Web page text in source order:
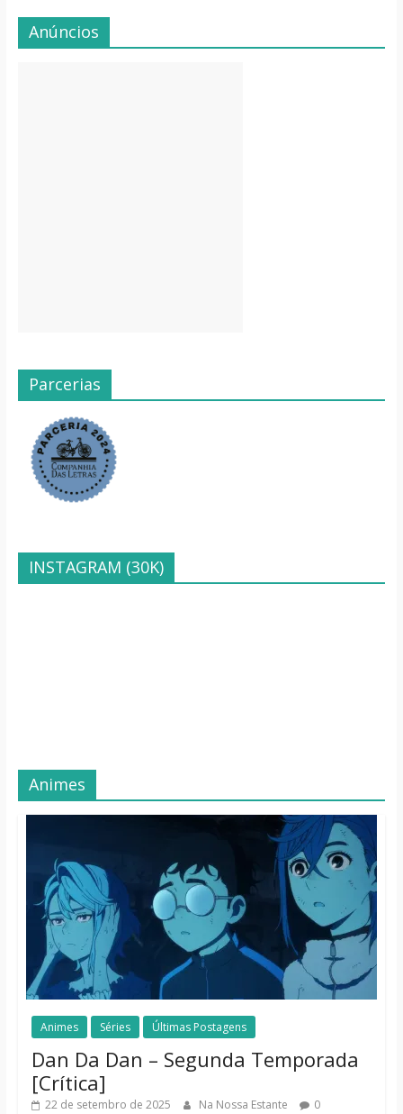
Anúncios
Parcerias
INSTAGRAM (30K)
Animes
Animes Séries Últimas Postagens
Dan Da Dan – Segunda Temporada
[Crítica]
22 de setembro de 2025 Na Nossa Estante 0